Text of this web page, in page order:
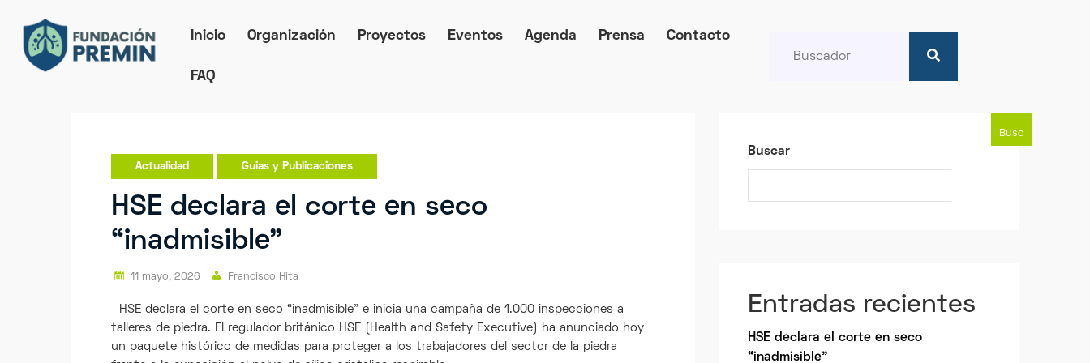
Inicio Organización Proyectos Eventos Agenda Prensa Contacto
FAQ
Actualidad Guias y Publicaciones
HSE declara el corte en seco
“inadmisible”
11 mayo, 2026 Francisco Hita
HSE declara el corte en seco “inadmisible” e inicia una campaña de 1.000 inspecciones a
talleres de piedra. El regulador británico HSE (Health and Safety Executive) ha anunciado hoy
un paquete histórico de medidas para proteger a los trabajadores del sector de la piedra
Buscar
Busc
Entradas recientes
HSE declara el corte en seco
“inadmisible”